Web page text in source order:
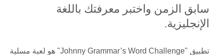
سابق الزمن واختبر معرفتك باللغة
الإنجليزية.
تطبيق "Johnny Grammar’s Word Challenge" هو لعبة مسلية